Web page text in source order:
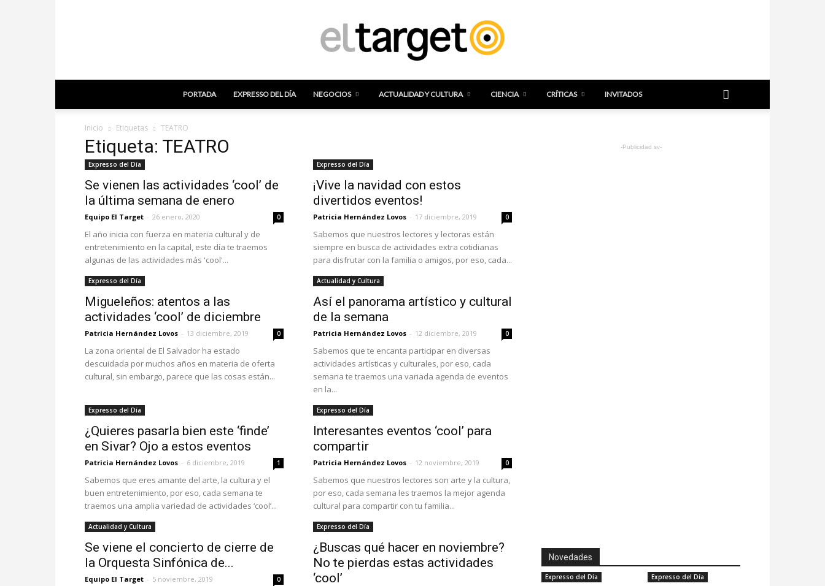
El
PORTADA EXPRESSO DEL DÍA NEGOCIOS ACTUALIDAD Y CULTURA CIENCIA CRÍTICAS INVITADOS
Inicio Etiquetas TEATRO
Etiqueta: TEATRO
Expresso del Día
Se vienen las actividades ‘cool’ de
la última semana de enero
Equipo El Target - 26 enero, 2020 0
El año inicia con fuerza en materia cultural y de
entretenimiento en la capital, este día te traemos
algunas de las actividades más 'cool'...
Expresso del Día
¡Vive la navidad con estos
divertidos eventos!
Patricia Hernández Lovos - 17 diciembre, 2019 0
Sabemos que nuestros lectores y lectoras están
siempre en busca de actividades extra cotidianas
para disfrutar con la familia o amigos, por eso, cada...
Expresso del Día
Migueleños: atentos a las
actividades ‘cool’ de diciembre
Patricia Hernández Lovos - 13 diciembre, 2019 0
La zona oriental de El Salvador ha estado
descuidada por muchos años en materia de oferta
cultural, sin embargo, parece que las cosas están...
Actualidad y Cultura
Así el panorama artístico y cultural
de la semana
Patricia Hernández Lovos - 12 diciembre, 2019 0
Sabemos que te encanta participar en diversas
actividades artísticas y culturales, por eso, cada
semana te traemos una variada agenda de eventos
en la...
Expresso del Día
¿Quieres pasarla bien este ‘finde’
en Sivar? Ojo a estos eventos
Patricia Hernández Lovos - 6 diciembre, 2019 1
Sabemos que eres amante del arte, la cultura y el
buen entretenimiento, por eso, cada semana te
traemos una amplia variedad de actividades ‘cool’...
Expresso del Día
Interesantes eventos ‘cool’ para
compartir
Patricia Hernández Lovos - 12 noviembre, 2019 0
Sabemos que nuestros lectores son arte y la cultura,
por eso, cada semana les traemos la mejor agenda
cultural para compartir con tu familia...
Actualidad y Cultura
Se viene el concierto de cierre de
la Orquesta Sinfónica de...
Equipo El Target - 5 noviembre, 2019 0
Expresso del Día
¿Buscas qué hacer en noviembre?
No te pierdas estas actividades
‘cool’
-Publicidad sv-
Novedades
Expresso del Día Expresso del Día